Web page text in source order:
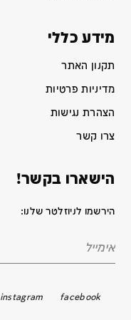
מידע כללי
תקנון האתר
מדיניות פרטיות
הצהרת נגישות
צרו קשר
הישארו בקשר!
הירשמו לניוזלטר שלנו:
facebook
instagram